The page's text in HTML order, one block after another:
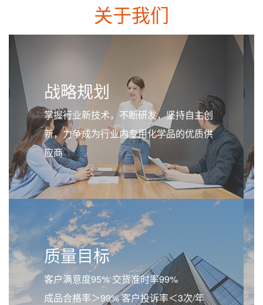
关于我们
战略规划
掌握行业新技术，不断研发，坚持自主创
新，力争成为行业内专用化学品的优质供
应商
质量目标
客户满意度95% 交货准时率99%
成品合格率＞99% 客户投诉率＜3次/年